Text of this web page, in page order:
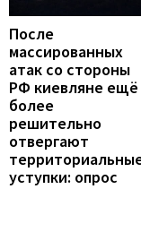
После
массированных
атак со стороны
РФ киевляне ещё
более
решительно
отвергают
уступки: опрос